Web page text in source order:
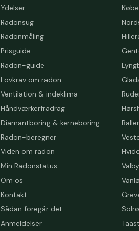
Ydelser
Radonsug
Radonmåling
Prisguide
Radon-guide
Lovkrav om radon
Ventilation & indeklima
Håndværkerfradrag
Diamantboring & kerneboring
Radon-beregner
Viden om radon
Min Radonstatus
Om os
Kontakt
Sådan foregår det
Anmeldelser
Valby